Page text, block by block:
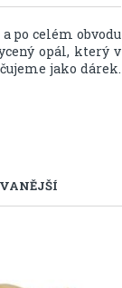
po celém obvodu
opál, který v
jako dárek.